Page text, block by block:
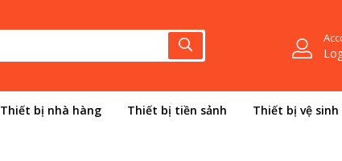
Thiết bị nhà hàng Thiết bị tiền sảnh Thiết bị vệ sinh